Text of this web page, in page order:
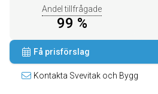
Andel tillfrågade
99 %
Få prisförslag
Kontakta Svevitak och Bygg